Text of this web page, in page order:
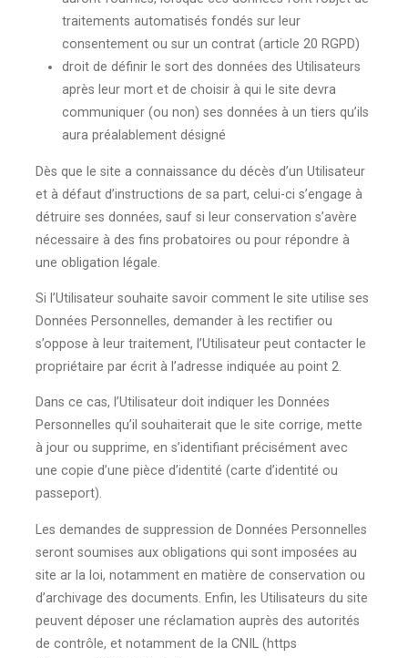
traitements automatisés fondés sur leur
consentement ou sur un contrat (article 20 RGPD)
droit de définir le sort des données des Utilisateurs
après leur mort et de choisir à qui le site devra
communiquer (ou non) ses données à un tiers qu’ils
aura préalablement désigné
Dès que le site a connaissance du décès d’un Utilisateur
et à défaut d’instructions de sa part, celui-ci s’engage à
détruire ses données, sauf si leur conservation s’avère
nécessaire à des fins probatoires ou pour répondre à
une obligation légale.
Si l’Utilisateur souhaite savoir comment le site utilise ses
Données Personnelles, demander à les rectifier ou
s’oppose à leur traitement, l’Utilisateur peut contacter le
propriétaire par écrit à l’adresse indiquée au point 2.
Dans ce cas, l’Utilisateur doit indiquer les Données
Personnelles qu’il souhaiterait que le site corrige, mette
à jour ou supprime, en s’identifiant précisément avec
une copie d’une pièce d’identité (carte d’identité ou
passeport).
Les demandes de suppression de Données Personnelles
seront soumises aux obligations qui sont imposées au
site ar la loi, notamment en matière de conservation ou
d’archivage des documents. Enfin, les Utilisateurs du site
peuvent déposer une réclamation auprès des autorités
de contrôle, et notamment de la CNIL (https